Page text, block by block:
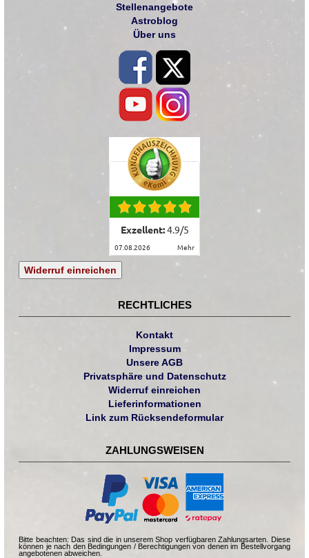
Stellenangebote
Astroblog
Über uns
Exzellent:4.9/5
07.08.2026 mehr
Widerruf einreichen
RECHTLICHES
Kontakt
Impressum
Unsere AGB
Privatsphäre und Datenschutz
Widerruf einreichen
Lieferinformationen
Link zum Rücksendeformular
ZAHLUNGSWEISEN
Bitte beachten: Das sind die in unserem Shop verfügbaren Zahlungsarten. Diese
können je nach den Bedingungen / Berechtigungen von denen im Bestellvorgang
angebotenen abweichen.